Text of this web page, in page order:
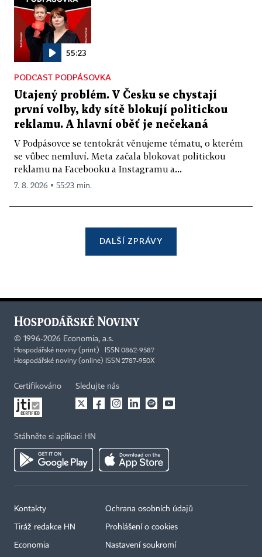
55:23
PODCAST PODPÁSOVKA
Utajený problém. V Česku se chystají
první volby, kdy sítě blokují politickou
reklamu. A hlavní oběť je nečekaná
V Podpásovce se tentokrát věnujeme tématu, o kterém
se vůbec nemluví. Meta začala blokovat politickou
reklamu na Facebooku a Instagramu a...
7. 8. 2026 ▪ 55:23 min.
DALŠÍ ZPRÁVY
© 1996-2026 Economia, a.s.
Hospodářské noviny (print) ISSN 0862-9587
Hospodářské noviny (online) ISSN 2787-950X
Certifikováno Sledujte nás
Stáhněte si aplikaci HN
Kontakty
Tiráž redakce HN
Economia
Ochrana osobních údajů
Prohlášení o cookies
Nastavení soukromí